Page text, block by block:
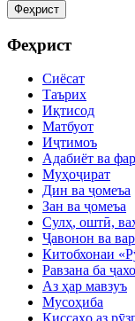
Феҳрист
Феҳрист
Сиёсат
Таърих
Иқтисод
Матбуот
Иҷтимоъ
Адабиёт ва
Муҳоҷират
Дин ва ҷомеъа
Зан ва ҷомеъа
Сулҳ, оштӣ,
Ҷавонон ва
Китобхонаи
Равзана ба
Аз ҳар мавзуъ
Мусоҳиба